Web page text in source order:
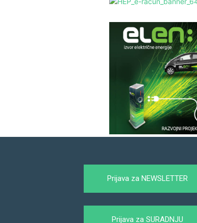
Prijava za NEWSLETTER
Prijava za SURADNJU